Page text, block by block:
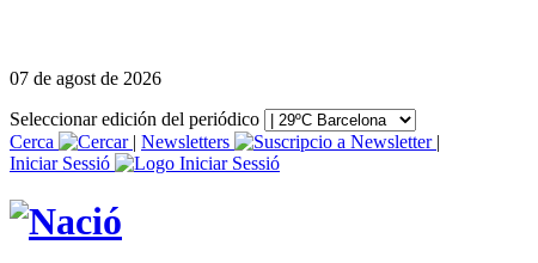
07 de agost de 2026
Seleccionar edición del periódico
Cerca
| Newsletters
|
Iniciar Sessió